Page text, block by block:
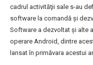
cadrul activităţii sale s-au
software la comandă şi
Software a dezvoltat şi alte
operare Android, dintre
lansat în primăvara acestui